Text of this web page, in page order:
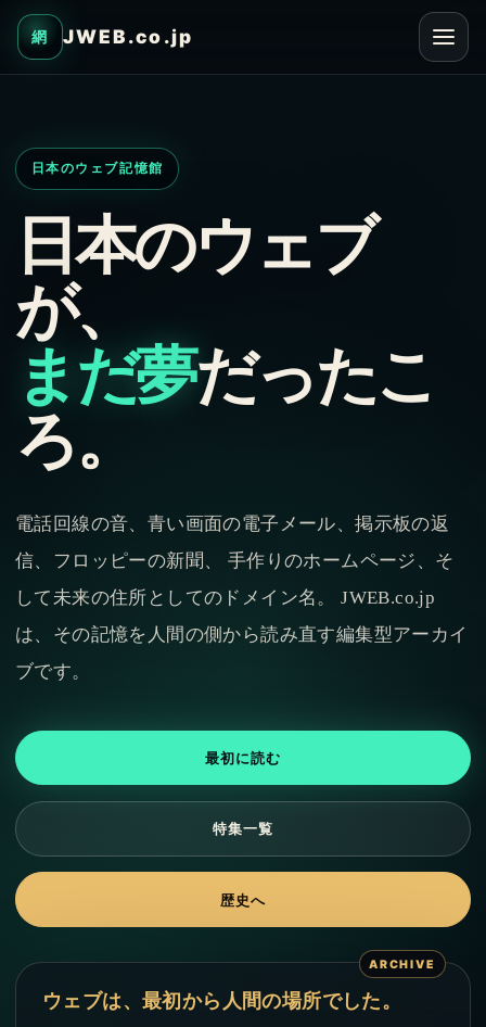
網 JWEB.co.jp
日本のウェブ記憶館
日本のウェブ
が、
まだ夢だったこ
ろ。
電話回線の音、青い画面の電子メール、掲示板の返
信、フロッピーの新聞、 手作りのホームページ、そ
して未来の住所としてのドメイン名。 JWEB.co.jp
は、その記憶を人間の側から読み直す編集型アーカイ
ブです。
最初に読む
特集一覧
歴史へ
ウェブは、最初から人間の場所でした。